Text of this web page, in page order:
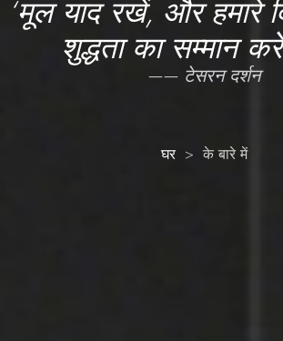
‘मूल याद रखें, और हमारे
शुद्धता का सम्मान
—— टेसरन दर्शन
घर > के बारे में